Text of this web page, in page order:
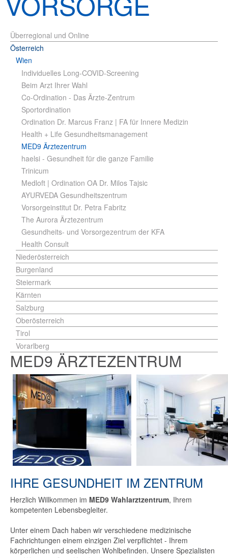
Überregional und Online
Österreich
Wien
Individuelles Long-COVID-Screening
Beim Arzt Ihrer Wahl
Co-Ordination - Das Ärzte-Zentrum
Sportordination
Ordination Dr. Marcus Franz | FA für Innere Medizin
Health + Life Gesundheitsmanagement
MED9 Ärztezentrum
haelsi - Gesundheit für die ganze Familie
Trinicum
Medloft | Ordination OA Dr. Milos Tajsic
AYURVEDA Gesundheitszentrum
Vorsorgeinstitut Dr. Petra Fabritz
The Aurora Ärztezentrum
Gesundheits- und Vorsorgezentrum der KFA
Health Consult
Niederösterreich
Burgenland
Steiermark
Kärnten
Salzburg
Oberösterreich
Tirol
Vorarlberg
MED9 ÄRZTEZENTRUM
IHRE GESUNDHEIT IM ZENTRUM
Herzlich Willkommen im MED9 Wahlarztzentrum, Ihrem
kompetenten Lebensbegleiter.
Unter einem Dach haben wir verschiedene medizinische
Fachrichtungen einem einzigen Ziel verpflichtet - Ihrem
körperlichen und seelischen Wohlbefinden. Unsere Spezialisten